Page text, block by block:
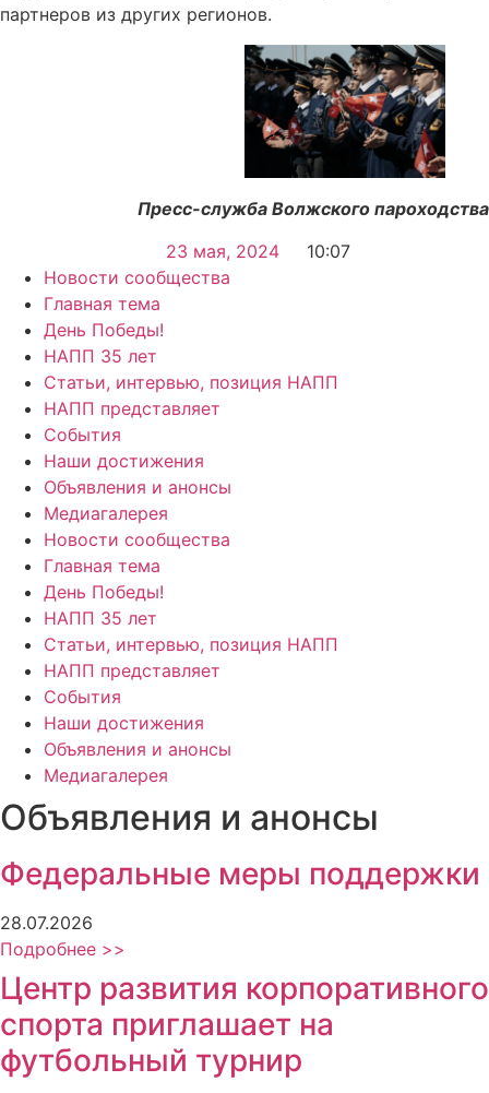
партнеров из других регионов.
Пресс-служба Волжского пароходства
23 мая, 2024
10:07
Новости сообщества
Главная тема
День Победы!
НАПП 35 лет
Статьи, интервью, позиция НАПП
НАПП представляет
События
Наши достижения
Объявления и анонсы
Медиагалерея
Новости сообщества
Главная тема
День Победы!
НАПП 35 лет
Статьи, интервью, позиция НАПП
НАПП представляет
События
Наши достижения
Объявления и анонсы
Медиагалерея
Объявления и анонсы
Федеральные меры поддержки
28.07.2026
Подробнее >>
Центр развития корпоративного
спорта приглашает на
футбольный турнир